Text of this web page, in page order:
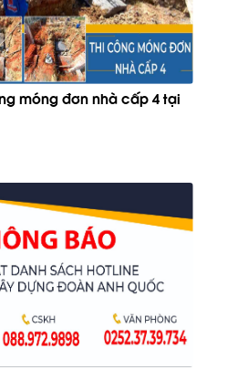
móng đơn nhà cấp 4 tại